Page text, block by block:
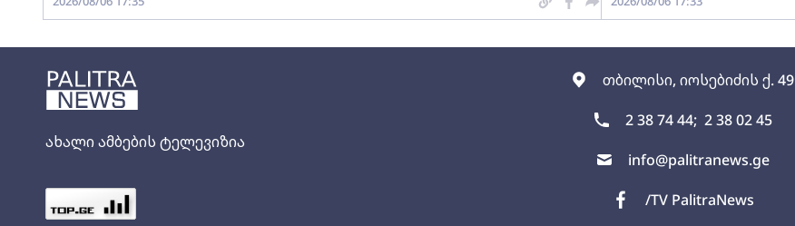
ახალი ამბების ტელევიზია
თბილისი, იოსებიძის ქ. 49
2 38 74 44; 2 38 02 45
info@palitranews.ge
/TV PalitraNews